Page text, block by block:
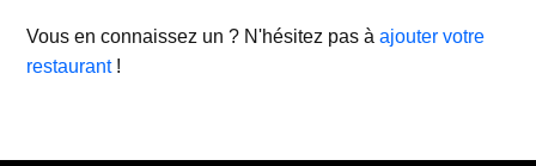
Vous en connaissez un ? N'hésitez pas àajouter votre
restaurant!